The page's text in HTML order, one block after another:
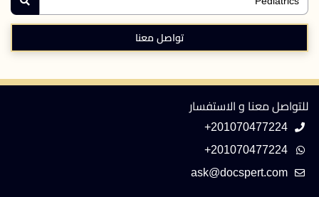
تواصل معنا
للتواصل معنا و الاستفسار
+201070477224
+201070477224